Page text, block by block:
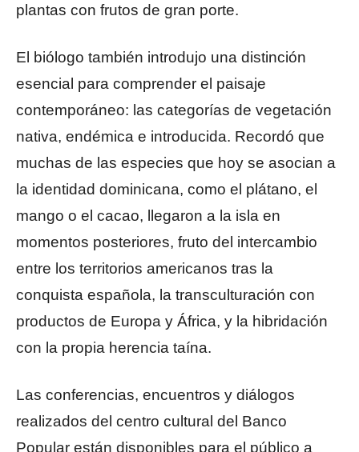
plantas con frutos de gran porte.
El biólogo también introdujo una distinción
esencial para comprender el paisaje
contemporáneo: las categorías de vegetación
nativa, endémica e introducida. Recordó que
muchas de las especies que hoy se asocian a
la identidad dominicana, como el plátano, el
mango o el cacao, llegaron a la isla en
momentos posteriores, fruto del intercambio
entre los territorios americanos tras la
conquista española, la transculturación con
productos de Europa y África, y la hibridación
con la propia herencia taína.
Las conferencias, encuentros y diálogos
realizados del centro cultural del Banco
Popular están disponibles para el público a